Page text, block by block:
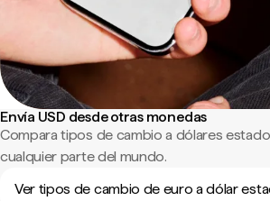
Envía USD desde otras monedas
Compara tipos de cambio a dólares
cualquier parte del mundo.
Ver tipos de cambio de euro a dólar